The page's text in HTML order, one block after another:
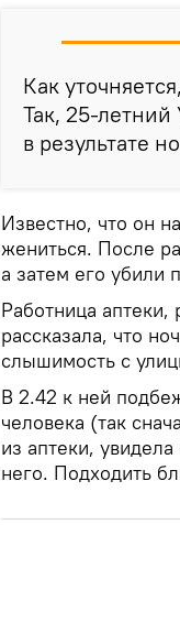
Как
Так, 25-
в результате
Известно, что он
жениться. После
а затем его убили
Работница аптеки,
рассказала, что
слышимость с
В 2.42 к ней
человека (так
из аптеки,
него. Подходить